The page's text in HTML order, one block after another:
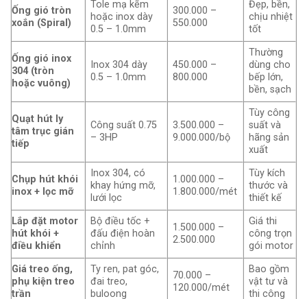
Ống gió tròn
xoắn (Spiral)
Tole mạ kẽm
hoặc inox dày
0.5 – 1.0mm
300.000 –
550.000
Đẹp, bền,
chịu nhiệt
tốt
Ống gió inox
304 (tròn
hoặc vuông)
Inox 304 dày
0.5 – 1.0mm
450.000 –
800.000
Thường
dùng cho
bếp lớn,
bền, sạch
Quạt hút ly
tâm trục gián
tiếp
Công suất 0.75
– 3HP
3.500.000 –
9.000.000/bộ
Tùy công
suất và
hãng sản
xuất
Chụp hút khói
inox + lọc mỡ
Inox 304, có
khay hứng mỡ,
lưới lọc
1.000.000 –
1.800.000/mét
Tùy kích
thước và
thiết kế
Lắp đặt motor
hút khói +
điều khiển
Bộ điều tốc +
đấu điện hoàn
chỉnh
1.500.000 –
2.500.000
Giá thi
công trọn
gói motor
Giá treo ống,
phụ kiện treo
trần
Ty ren, pat góc,
đai treo,
buloong
70.000 –
120.000/mét
Bao gồm
vật tư và
thi công